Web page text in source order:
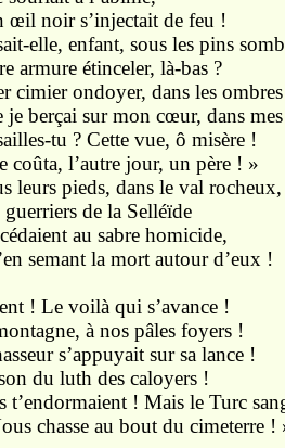
s’injectait de feu !
elle, enfant, sous les pins
armure étinceler, là-bas ?
cimier ondoyer, dans les
berçai sur mon cœur, dans mes
tu ? Cette vue, ô misère !
l’autre jour, un père ! »
dans le val rocheux,
de la Selléïde
au sabre homicide,
la mort autour d’eux !
! Le voilà qui s’avance !
à nos pâles foyers !
s’appuyait sur sa lance !
du luth des caloyers !
t’endormaient ! Mais le Turc
au bout du cimeterre !